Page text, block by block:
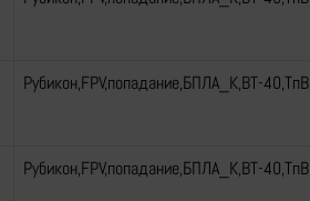
Рубикон,FPV,попадание,БПЛА_К,ВТ-40,ТпВ
Рубикон,FPV,попадание,БПЛА_К,ВТ-40,ТпВ